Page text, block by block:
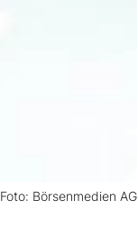
Foto: Börsenmedien AG